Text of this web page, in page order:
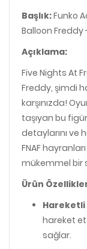
Başlık:Funko
Balloon Freddy
Açıklama:
Five Nights At
Freddy, şimdi
karşınızda!
taşıyan bu
detaylarını ve
FNAF
mükemmel bir
Ürün
Hareketli
hareket
sağlar.